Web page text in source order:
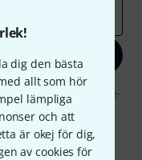
dig den bästa
allt som hör
lämpliga
och att
är okej för dig,
av cookies för
jag till att ta emot e-
helst. Du finner mer
sekretesspolicy.